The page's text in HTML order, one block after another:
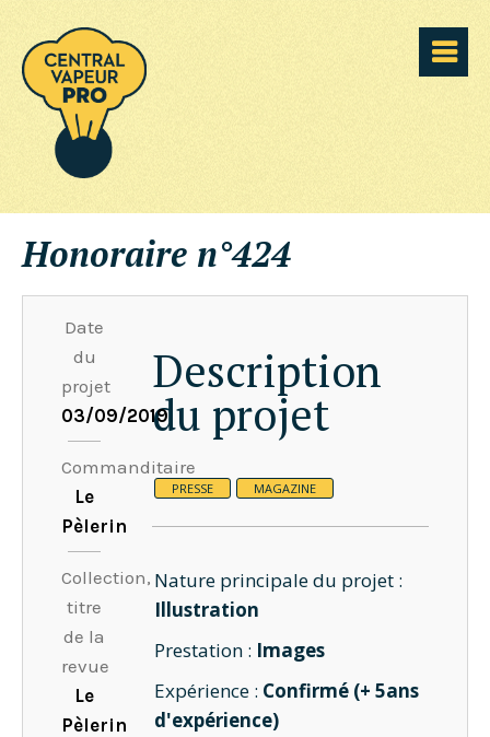
Honoraire n°424
Date
du
projet
03/09/2019
Commanditaire
Le
Pèlerin
Collection,
titre
de la
revue
Le
Pèlerin
Description
du projet
PRESSE MAGAZINE
Nature principale du projet :
Illustration
Prestation : Images
Expérience : Confirmé (+ 5ans
d'expérience)